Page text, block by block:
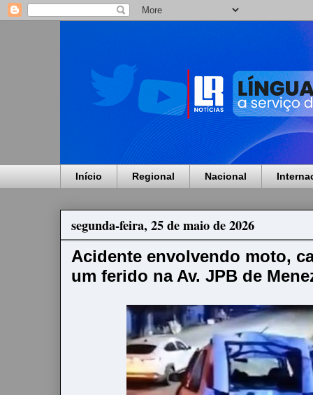
Início Regional Nacional
segunda-feira, 25 de maio de 2026
Acidente envolvendo moto,
um ferido na Av. JPB de